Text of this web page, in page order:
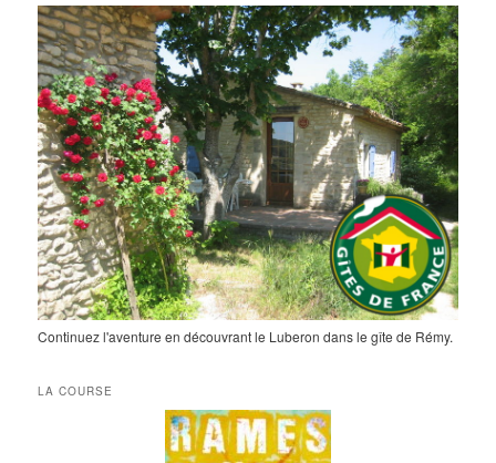
Continuez l'aventure en découvrant le Luberon dans le gîte de Rémy.
LA COURSE